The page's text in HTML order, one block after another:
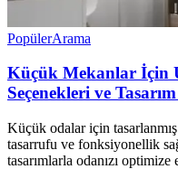
PopülerArama
Küçük Mekanlar İçin
Seçenekleri ve
Küçük odalar için
tasarrufu ve fonksiyonellik
tasarımlarla odanızı optimize